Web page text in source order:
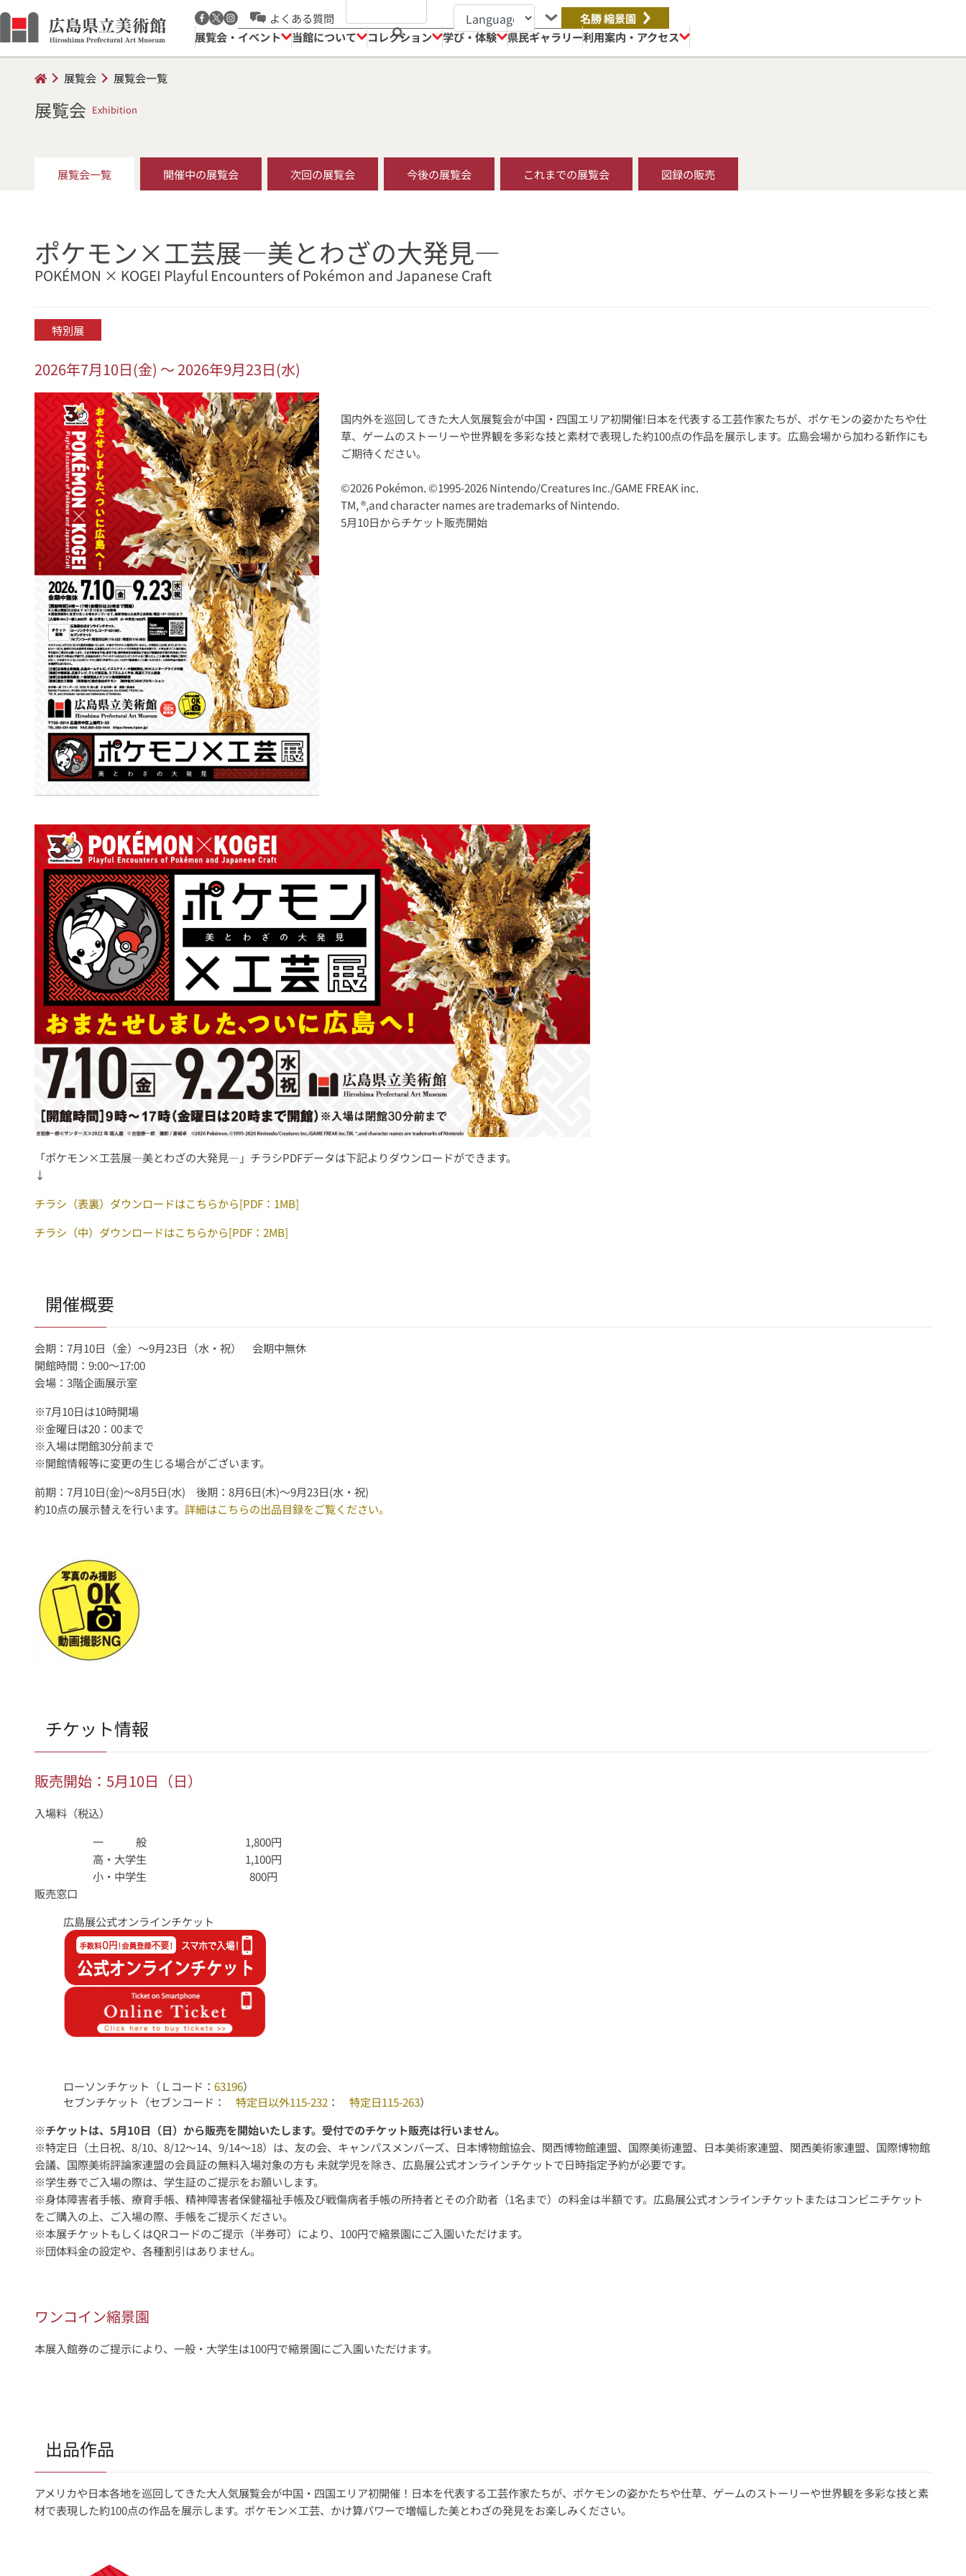
よくある質問
名勝 縮景園
展覧会・イベント
当館について コレクション 学び・体験 県民ギャラリー利用案内・アクセス
展覧会 展覧会一覧
展覧会 Exhibition
展覧会一覧 開催中の展覧会 次回の展覧会 今後の展覧会 これまでの展覧会 図録の販売
ポケモン×工芸展―美とわざの大発見―
POKÉMON × KOGEI Playful Encounters of Pokémon and Japanese Craft
特別展
2026年7月10日(金) ～ 2026年9月23日(水)
国内外を巡回してきた大人気展覧会が中国・四国エリア初開催!日本を代表する工芸作家たちが、ポケモンの姿かたちや仕
草、ゲームのストーリーや世界観を多彩な技と素材で表現した約100点の作品を展示します。広島会場から加わる新作にも
ご期待ください。
©2026 Pokémon. ©1995-2026 Nintendo/Creatures Inc./GAME FREAK inc.
TM, ®,and character names are trademarks of Nintendo.
5月10日からチケット販売開始
「ポケモン×工芸展―美とわざの大発見―」チラシPDFデータは下記よりダウンロードができます。
↓
チラシ（表裏）ダウンロードはこちらから[PDF：1MB]
チラシ（中）ダウンロードはこちらから[PDF：2MB]
開催概要
会期：7月10日（金）～9月23日（水・祝） 会期中無休
開館時間：9:00～17:00
会場：3階企画展示室
※7月10日は10時開場
※金曜日は20：00まで
※入場は閉館30分前まで
※開館情報等に変更の生じる場合がございます。
前期：7月10日(金)〜8月5日(水) 後期：8月6日(木)～9月23日(水・祝)
約10点の展示替えを行います。 詳細はこちらの出品目録をご覧ください。
チケット情報
販売開始：5月10日（日）
入場料（税込）
一 般
1,800円
高・大学生
1,100円
小・中学生
800円
販売窓口
広島展公式オンラインチケット
ローソンチケット（Ｌコード： 63196）
セブンチケット（セブンコード： 特定日以外115-232 ： 特定日115-263）
※チケットは、5月10日（日）から販売を開始いたします。受付でのチケット販売は行いません。
※特定日（土日祝、8/10、8/12～14、9/14～18）は、友の会、キャンパスメンバーズ、日本博物館協会、関西博物館連盟、国際美術連盟、日本美術家連盟、関西美術家連盟、国際博物館
会議、国際美術評論家連盟の会員証の無料入場対象の方も 未就学児を除き、広島展公式オンラインチケットで日時指定予約が必要です。
※学生券でご入場の際は、学生証のご提示をお願いします。
※身体障害者手帳、療育手帳、精神障害者保健福祉手帳及び戦傷病者手帳の所持者とその介助者（1名まで）の料金は半額です。広島展公式オンラインチケットまたはコンビニチケット
をご購入の上、ご入場の際、手帳をご提示ください。
※本展チケットもしくはQRコードのご提示（半券可）により、100円で縮景園にご入園いただけます。
※団体料金の設定や、各種割引はありません。
ワンコイン縮景園
本展入館券のご提示により、一般・大学生は100円で縮景園にご入園いただけます。
出品作品
アメリカや日本各地を巡回してきた大人気展覧会が中国・四国エリア初開催！日本を代表する工芸作家たちが、ポケモンの姿かたちや仕草、ゲームのストーリーや世界観を多彩な技と素
材で表現した約100点の作品を展示します。ポケモン×工芸、かけ算パワーで増幅した美とわざの発見をお楽しみください。